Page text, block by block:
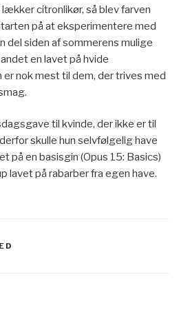
citronlikør, så blev farven
på at eksperimentere med
del siden af sommerens mulige
en lavet på hvide
er nok mest til dem, der trives med
til kvinde, der ikke er til
skulle hun selvfølgelig have
på en basisgin (Opus 15: Basics)
lavet på rabarber fra egen have.